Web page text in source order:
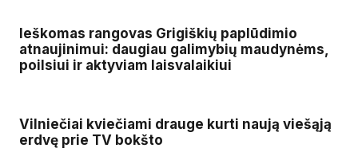
Ieškomas rangovas Grigiškių paplūdimio
atnaujinimui: daugiau galimybių maudynėms,
poilsiui ir aktyviam laisvalaikiui
Vilniečiai kviečiami drauge kurti naują viešąją
erdvę prie TV bokšto